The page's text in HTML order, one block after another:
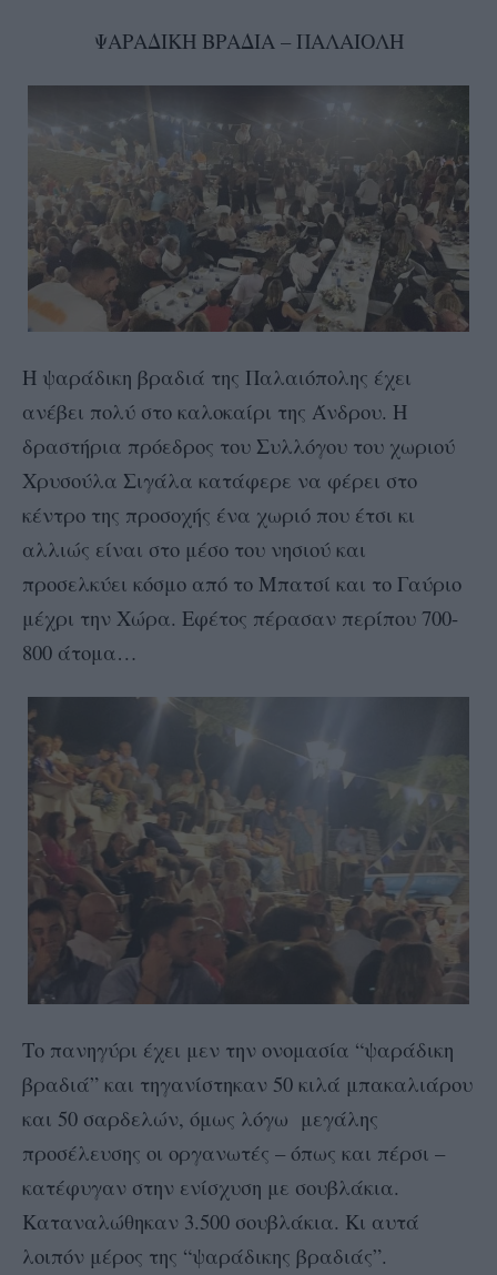
ΨΑΡΑΔΙΚΗ ΒΡΑΔΙΑ – ΠΑΛΑΙΟΛΗ
Η ψαράδικη βραδιά της Παλαιόπολης έχει
ανέβει πολύ στο καλοκαίρι της Άνδρου. Η
δραστήρια πρόεδρος του Συλλόγου του χωριού
Χρυσούλα Σιγάλα κατάφερε να φέρει στο
κέντρο της προσοχής ένα χωριό που έτσι κι
αλλιώς είναι στο μέσο του νησιού και
προσελκύει κόσμο από το Μπατσί και το Γαύριο
μέχρι την Χώρα. Εφέτος πέρασαν περίπου 700-
800 άτομα…
Το πανηγύρι έχει μεν την ονομασία “ψαράδικη
βραδιά” και τηγανίστηκαν 50 κιλά μπακαλιάρου
και 50 σαρδελών, όμως λόγω μεγάλης
προσέλευσης οι οργανωτές – όπως και πέρσι –
κατέφυγαν στην ενίσχυση με σουβλάκια.
Καταναλώθηκαν 3.500 σουβλάκια. Κι αυτά
λοιπόν μέρος της “ψαράδικης βραδιάς”.